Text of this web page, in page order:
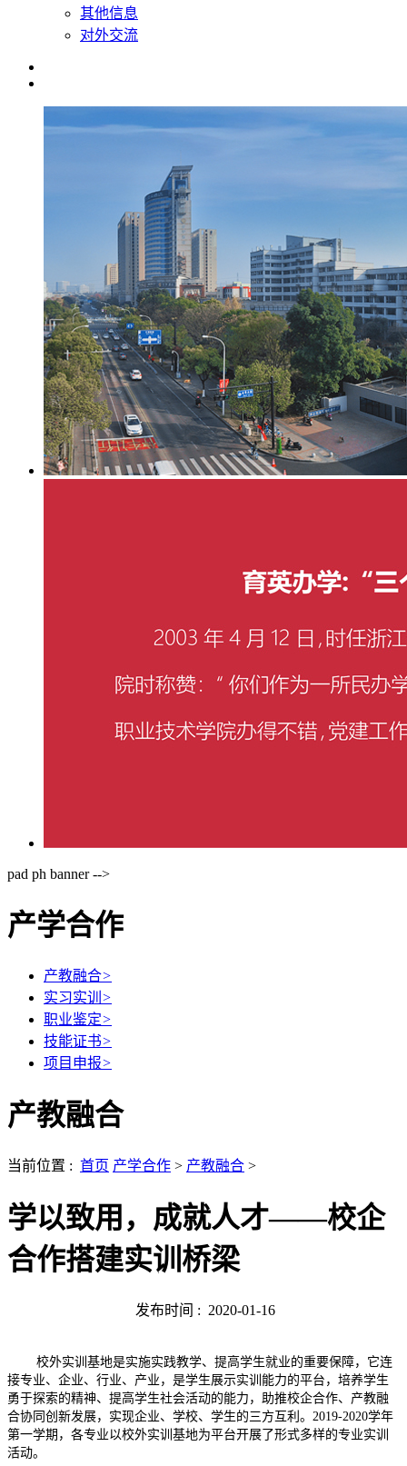
其他信息
对外交流
pad ph banner -->
产学合作
产教融合>
实习实训 >
职业鉴定>
技能证书>
项目申报>
产教融合
当前位置 : 首页 产学合作 > 产教融合 >
学以致用，成就人才——校企
合作搭建实训桥梁
发布时间 : 2020-01-16
校外实训基地是实施实践教学、提高学生就业的重要保障，它连
接专业、企业、行业、产业，是学生展示实训能力的平台，培养学生
勇于探索的精神、提高学生社会活动的能力，助推校企合作、产教融
合协同创新发展，实现企业、学校、学生的三方互利。2019-2020学年
第一学期，各专业以校外实训基地为平台开展了形式多样的专业实训
活动。